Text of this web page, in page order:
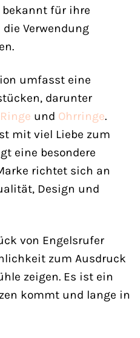
bekannt für ihre
Verwendung
umfasst eine
darunter
Ringe und Ohrringe.
mit viel Liebe zum
eine besondere
richtet sich an
Design und
von Engelsrufer
zum Ausdruck
zeigen. Es ist ein
kommt und lange in